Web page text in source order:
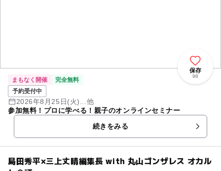
保存
98
まもなく開催
完全無料
予約受付中
2026年8月25日(火)...他
参加無料！プロに学べる！親子のオンラインセミナー
続きをみる
島田秀平×三上丈晴編集長 with 丸山ゴンザレス オカル